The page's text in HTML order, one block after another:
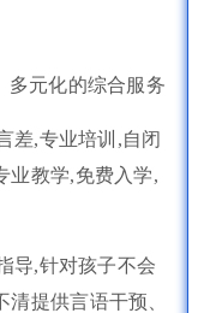
多元化的综合服务
差,专业培训,自闭
业教学,免费入学,
导,针对孩子不会
提供言语干预、